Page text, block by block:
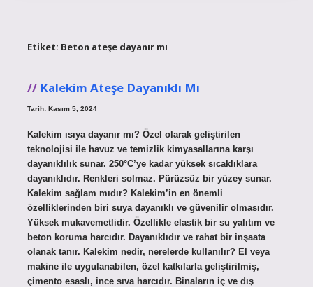
Etiket: Beton ateşe dayanır mı
Kalekim Ateşe Dayanıklı Mı
Tarih: Kasım 5, 2024
Kalekim ısıya dayanır mı? Özel olarak geliştirilen
teknolojisi ile havuz ve temizlik kimyasallarına karşı
dayanıklılık sunar. 250°C’ye kadar yüksek sıcaklıklara
dayanıklıdır. Renkleri solmaz. Pürüzsüz bir yüzey sunar.
Kalekim sağlam mıdır? Kalekim’in en önemli
özelliklerinden biri suya dayanıklı ve güvenilir olmasıdır.
Yüksek mukavemetlidir. Özellikle elastik bir su yalıtım ve
beton koruma harcıdır. Dayanıklıdır ve rahat bir inşaata
olanak tanır. Kalekim nedir, nerelerde kullanılır? El veya
makine ile uygulanabilen, özel katkılarla geliştirilmiş,
çimento esaslı, ince sıva harcıdır. Binaların iç ve dış